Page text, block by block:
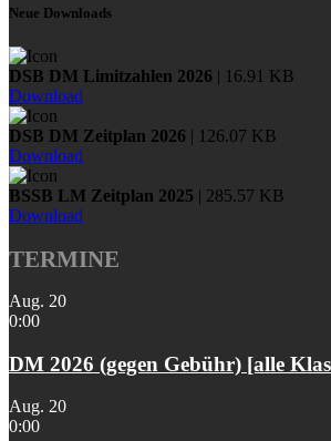
Neue Downloads
DSB DM Limitzahlen 2026 | 16.91 KB
Download
DSB DM Zeitplan 2026 | 126.07 KB
Download
BSSB LM Zeitplan 2025 | 285.57 KB
Download
TERMINE
Aug. 20
0:00
DM 2026 (gegen Gebühr) [alle
Aug. 20
0:00